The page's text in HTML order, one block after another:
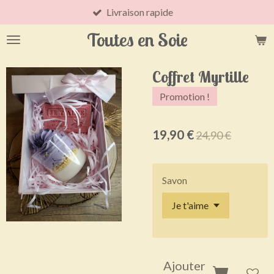
au
contenu
Toutes en Soie
Livraison rapide
Coffret Myrtille
Promotion !
19,90 €24,90 €
Savon
Ajouter